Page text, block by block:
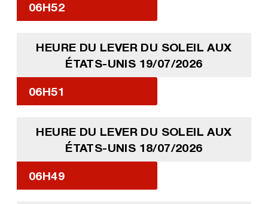
06H52
HEURE DU LEVER DU SOLEIL AUX
ÉTATS-UNIS 19/07/2026
06H51
HEURE DU LEVER DU SOLEIL AUX
ÉTATS-UNIS 18/07/2026
06H49